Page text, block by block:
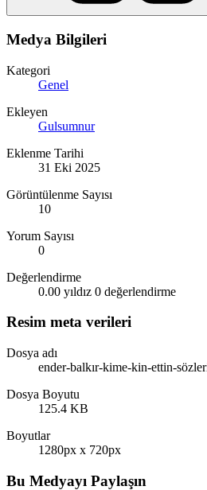
Medya Bilgileri
Kategori
Genel
Ekleyen
Gulsumnur
Eklenme Tarihi
31 Eki 2025
Görüntülenme Sayısı
10
Yorum Sayısı
0
Değerlendirme
0.00 yıldız 0 değerlendirme
Resim meta verileri
Dosya adı
ender-balkır-kime-kin-ettin-
Dosya Boyutu
125.4 KB
Boyutlar
1280px x 720px
Bu Medyayı Paylaşın